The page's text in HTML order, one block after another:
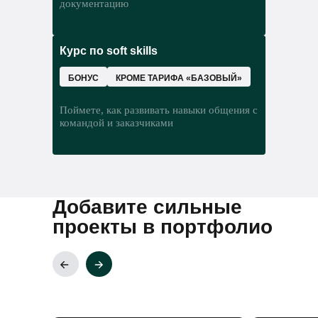
как разрабатывать веб-приложения
как будет проходить проект
что такое гибкие методологии
что такое алгоритмы и структуры
как разработать desktop-приложение
документацию
Курс по soft skills
БОНУС КРОМЕ ТАРИФА «БАЗОВЫЙ»
Поймете, как развивать навыки общения с
командой и заказчиками
Добавите сильные
проекты в портфолио